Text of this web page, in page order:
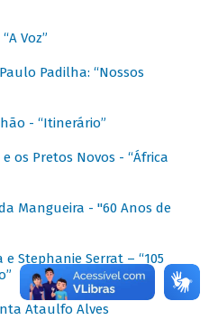
Voz”
Padilha: “Nossos
- “Itinerário”
os Pretos Novos - “África
Mangueira - "60 Anos de
e Stephanie Serrat – “105
Ataulfo Alves